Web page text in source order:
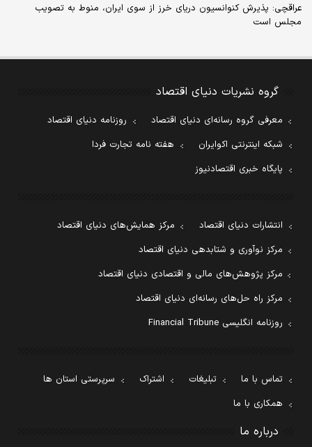
عراقچی: پذیرش کنوانسیون دریای خرز از سوی ایران، منوط به تصویب
مجلس است
گروه نشریات دنیای اقتصاد
معرفی گروه رسانه‌ای دنیای اقتصاد
روزنامه دنیای اقتصاد
شبکه اینترنتی اکوایران
هفته نامه تجارت فردا
پایگاه خبری اقتصادنیوز
انتشارات دنیای اقتصاد
مرکز همایش‌های دنیای اقتصاد
مرکز نوآوری و شتابدهی دنیای اقتصاد
مرکز پژوهش‌های مالی و اقتصادی دنیای اقتصاد
مرکز راه حل‌های رسانه‌ای دنیای اقتصاد
روزنامه انگلیسی Financial Tribune
تماس با ما تبلیغات اشتراک
سرپرستی استان ها
همکاری با ما
درباره ما